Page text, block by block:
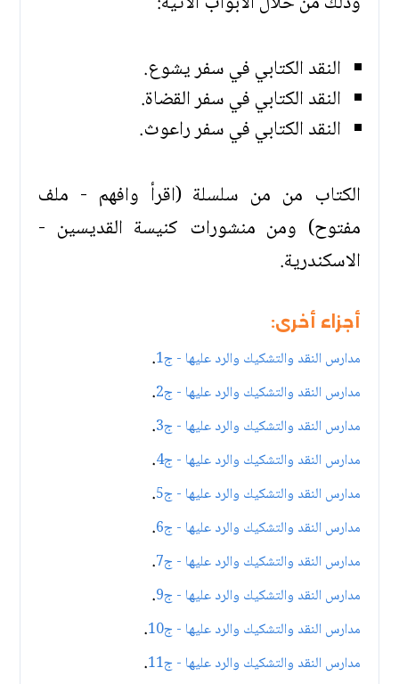
النقد الكتابي في سفر يشوع.
النقد الكتابي في سفر القضاة.
النقد الكتابي في سفر راعوث.
الكتاب من من سلسلة (اقرأ وافهم - ملف
مفتوح) ومن منشورات كنيسة القديسين -
الاسكندرية.
أجزاء أخرى:
مدارس النقد والتشكيك والرد عليها - ج1 .
مدارس النقد والتشكيك والرد عليها - ج2 .
مدارس النقد والتشكيك والرد عليها - ج3 .
مدارس النقد والتشكيك والرد عليها - ج4 .
مدارس النقد والتشكيك والرد عليها - ج5 .
مدارس النقد والتشكيك والرد عليها - ج6 .
مدارس النقد والتشكيك والرد عليها - ج7 .
مدارس النقد والتشكيك والرد عليها - ج9 .
مدارس النقد والتشكيك والرد عليها - ج10 .
مدارس النقد والتشكيك والرد عليها - ج11
.